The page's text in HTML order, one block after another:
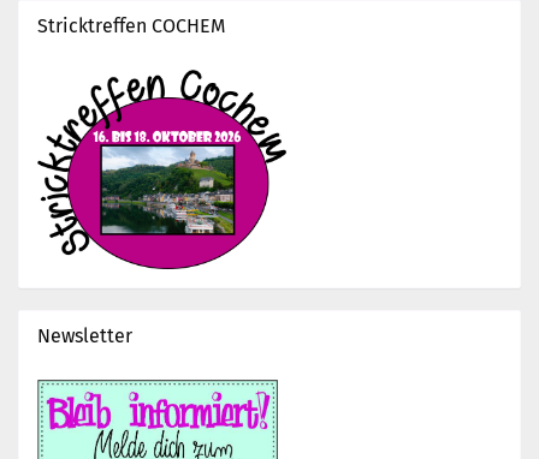
Stricktreffen COCHEM
Newsletter